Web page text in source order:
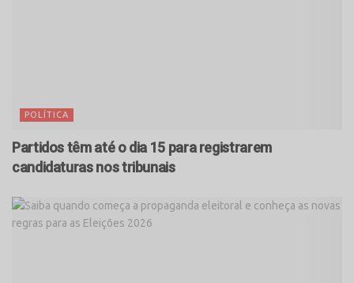
POLÍTICA
Partidos têm até o dia 15 para registrarem
candidaturas nos tribunais